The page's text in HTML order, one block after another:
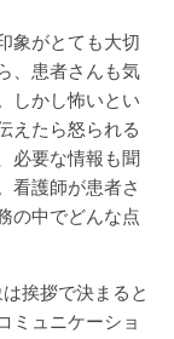
象がとても大切
、患者さんも気
しかし怖いとい
えたら怒られる
必要な情報も聞
看護師が患者さ
の中でどんな点
挨拶で決まると
ミュニケーショ